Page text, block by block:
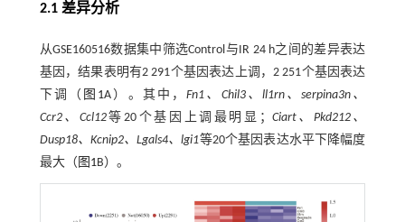
2.1 差异分析
从GSE160516数据集中筛选Control与IR 24 h之间的差异表达
基因，结果表明有2 291个基因表达上调，2 251个基因表达
下调（ 图1A）。其中，Fn1、Chil3、ll1rn、serpina3n、
Ccr2、Ccl12等20个基因上调最明显； Ciart、Pkd212、
Dusp18、Kcnip2、Lgals4、lgi1等20个基因表达水平下降幅度
最大（ 图1B）。